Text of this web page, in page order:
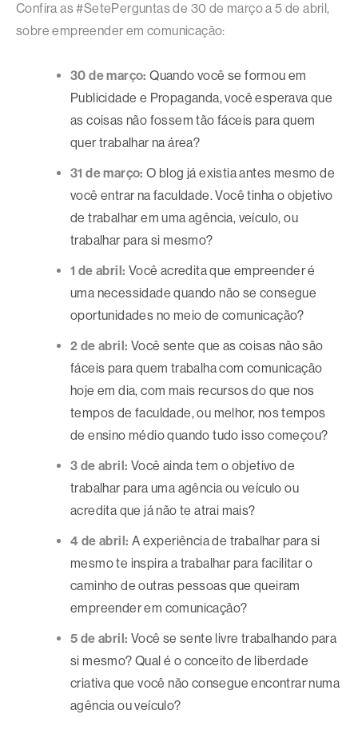
Confira as #SetePerguntas de 30 de março a 5 de abril,
sobre empreender em comunicação:
30 de março: Quando você se formou em
Publicidade e Propaganda, você esperava que
as coisas não fossem tão fáceis para quem
quer trabalhar na área?
31 de março: O blog já existia antes mesmo de
você entrar na faculdade. Você tinha o objetivo
de trabalhar em uma agência, veículo, ou
trabalhar para si mesmo?
1 de abril: Você acredita que empreender é
uma necessidade quando não se consegue
oportunidades no meio de comunicação?
2 de abril: Você sente que as coisas não são
fáceis para quem trabalha com comunicação
hoje em dia, com mais recursos do que nos
tempos de faculdade, ou melhor, nos tempos
de ensino médio quando tudo isso começou?
3 de abril: Você ainda tem o objetivo de
trabalhar para uma agência ou veículo ou
acredita que já não te atrai mais?
4 de abril: A experiência de trabalhar para si
mesmo te inspira a trabalhar para facilitar o
caminho de outras pessoas que queiram
empreender em comunicação?
5 de abril: Você se sente livre trabalhando para
si mesmo? Qual é o conceito de liberdade
criativa que você não consegue encontrar numa
agência ou veículo?